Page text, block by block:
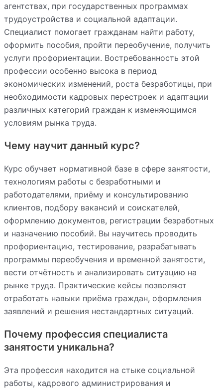
агентствах, при государственных программах
трудоустройства и социальной адаптации.
Специалист помогает гражданам найти работу,
оформить пособия, пройти переобучение, получить
услуги профориентации. Востребованность этой
профессии особенно высока в период
экономических изменений, роста безработицы, при
необходимости кадровых перестроек и адаптации
различных категорий граждан к изменяющимся
условиям рынка труда.
Чему научит данный курс?
Курс обучает нормативной базе в сфере занятости,
технологиям работы с безработными и
работодателями, приёму и консультированию
клиентов, подбору вакансий и соискателей,
оформлению документов, регистрации безработных
и назначению пособий. Вы научитесь проводить
профориентацию, тестирование, разрабатывать
программы переобучения и временной занятости,
вести отчётность и анализировать ситуацию на
рынке труда. Практические кейсы позволяют
отработать навыки приёма граждан, оформления
заявлений и решения нестандартных ситуаций.
Почему профессия специалиста
занятости уникальна?
Эта профессия находится на стыке социальной
работы, кадрового администрирования и